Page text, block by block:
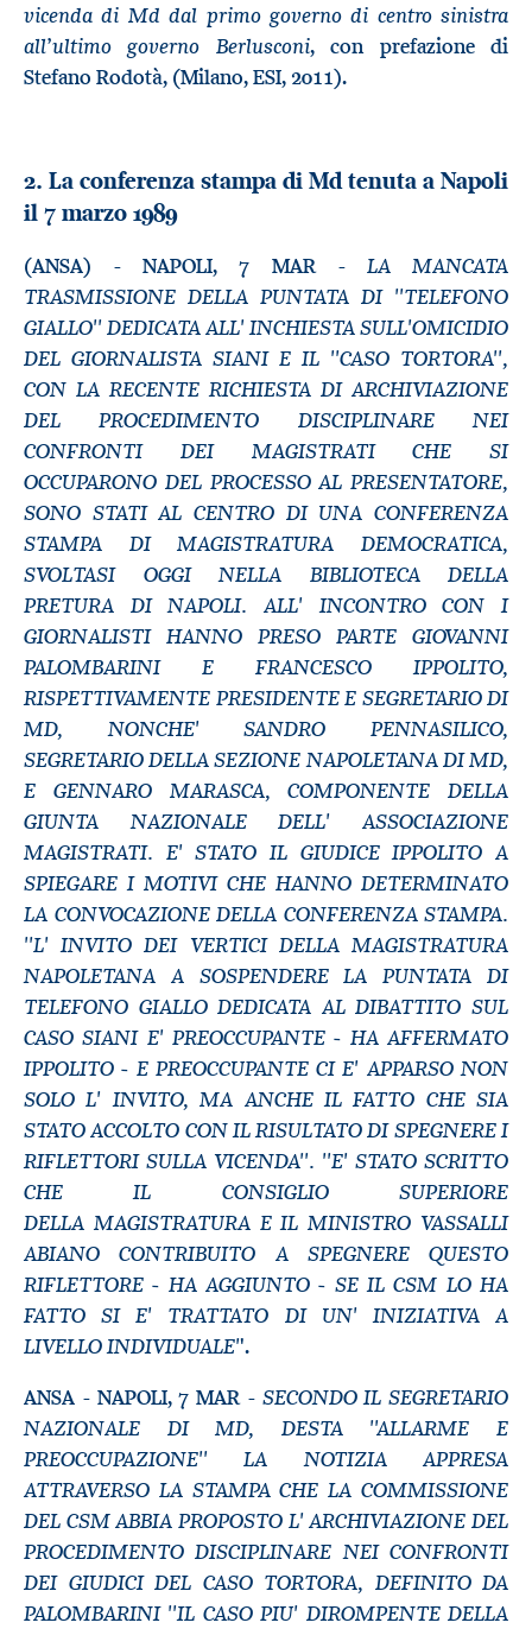
vicenda di Md dal primo governo di centro sinistra
all’ultimo governo Berlusconi, con prefazione di
Stefano Rodotà, (Milano, ESI, 2011).
2. La conferenza stampa di Md tenuta a Napoli
il 7 marzo 1989
(ANSA) - NAPOLI, 7 MAR - LA MANCATA
TRASMISSIONE DELLA PUNTATA DI ''TELEFONO
GIALLO'' DEDICATA ALL' INCHIESTA SULL'OMICIDIO
DEL GIORNALISTA SIANI E IL ''CASO TORTORA'',
CON LA RECENTE RICHIESTA DI ARCHIVIAZIONE
DEL PROCEDIMENTO DISCIPLINARE NEI
CONFRONTI DEI MAGISTRATI CHE SI
OCCUPARONO DEL PROCESSO AL PRESENTATORE,
SONO STATI AL CENTRO DI UNA CONFERENZA
STAMPA DI MAGISTRATURA DEMOCRATICA,
SVOLTASI OGGI NELLA BIBLIOTECA DELLA
PRETURA DI NAPOLI. ALL' INCONTRO CON I
GIORNALISTI HANNO PRESO PARTE GIOVANNI
PALOMBARINI E FRANCESCO IPPOLITO,
RISPETTIVAMENTE PRESIDENTE E SEGRETARIO DI
MD, NONCHE' SANDRO PENNASILICO,
SEGRETARIO DELLA SEZIONE NAPOLETANA DI MD,
E GENNARO MARASCA, COMPONENTE DELLA
GIUNTA NAZIONALE DELL' ASSOCIAZIONE
MAGISTRATI. E' STATO IL GIUDICE IPPOLITO A
SPIEGARE I MOTIVI CHE HANNO DETERMINATO
LA CONVOCAZIONE DELLA CONFERENZA STAMPA.
''L' INVITO DEI VERTICI DELLA MAGISTRATURA
NAPOLETANA A SOSPENDERE LA PUNTATA DI
TELEFONO GIALLO DEDICATA AL DIBATTITO SUL
CASO SIANI E' PREOCCUPANTE - HA AFFERMATO
IPPOLITO - E PREOCCUPANTE CI E' APPARSO NON
SOLO L' INVITO, MA ANCHE IL FATTO CHE SIA
STATO ACCOLTO CON IL RISULTATO DI SPEGNERE I
RIFLETTORI SULLA VICENDA''. ''E' STATO SCRITTO
CHE IL CONSIGLIO SUPERIORE
DELLA MAGISTRATURA E IL MINISTRO VASSALLI
ABIANO CONTRIBUITO A SPEGNERE QUESTO
RIFLETTORE - HA AGGIUNTO - SE IL CSM LO HA
FATTO SI E' TRATTATO DI UN' INIZIATIVA A
LIVELLO INDIVIDUALE''.
ANSA - NAPOLI, 7 MAR - SECONDO IL SEGRETARIO
NAZIONALE DI MD, DESTA ''ALLARME E
PREOCCUPAZIONE'' LA NOTIZIA APPRESA
ATTRAVERSO LA STAMPA CHE LA COMMISSIONE
DEL CSM ABBIA PROPOSTO L' ARCHIVIAZIONE DEL
PROCEDIMENTO DISCIPLINARE NEI CONFRONTI
DEI GIUDICI DEL CASO TORTORA, DEFINITO DA
PALOMBARINI ''IL CASO PIU' DIROMPENTE DELLA